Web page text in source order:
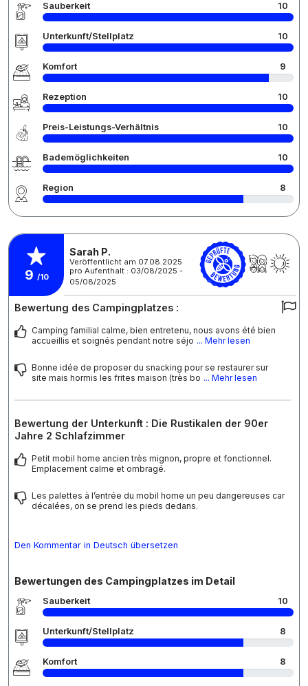
Sauberkeit 10
Unterkunft/Stellplatz 10
Komfort 9
Rezeption 10
Preis-Leistungs-Verhältnis 10
Bademöglichkeiten 10
Region 8
9 /10
Sarah P.
Veröffentlicht am 07.08.2025
pro Aufenthalt : 03/08/2025 -
05/08/2025
Bewertung des Campingplatzes :
Camping familial calme, bien entretenu, nous avons été bien
accueillis et soignés pendant notre séjo ... Mehr lesen
Bonne idée de proposer du snacking pour se restaurer sur
site mais hormis les frites maison (très bo ... Mehr lesen
Bewertung der Unterkunft : Die Rustikalen der 90er
Jahre 2 Schlafzimmer
Petit mobil home ancien très mignon, propre et fonctionnel.
Emplacement calme et ombragé.
Les palettes à l’entrée du mobil home un peu dangereuses car
décalées, on se prend les pieds dedans.
Den Kommentar in Deutsch übersetzen
Bewertungen des Campingplatzes im Detail
Sauberkeit 10
Unterkunft/Stellplatz 8
Komfort 8